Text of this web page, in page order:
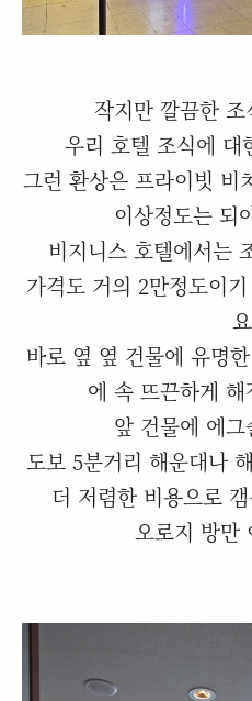
작지만 깔끔한
우리 호텔 조식에 대
그런 환상은 프라이빗 비
이상정도는 되
비지니스 호텔에서는
가격도 거의 2만정도이
바로 옆 옆 건물에 유명
에 속 뜨끈하게
앞 건물에 에
도보 5분거리 해운대나
더 저렴한 비용으로
오로지 방만